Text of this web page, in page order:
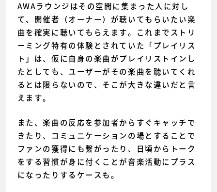
AWAラウンジはその空間に集まった人に対し
て、開催者（オーナー）が聴いてもらいたい楽
曲を確実に聴いてもらえます。これまでストリ
ーミング特有の体験とされていた「プレイリス
ト」は、仮に自身の楽曲がプレイリストインし
たとしても、ユーザーがその楽曲を聴いてくれ
るとは限らないので、そこが大きな違いだと言
えます。
また、楽曲の反応を参加者からすぐキャッチで
きたり、コミュニケーションの場とすることで
ファンの獲得にも繋がったり、日頃からトーク
をする習慣が身に付くことが音楽活動にプラス
になったりするケースも。